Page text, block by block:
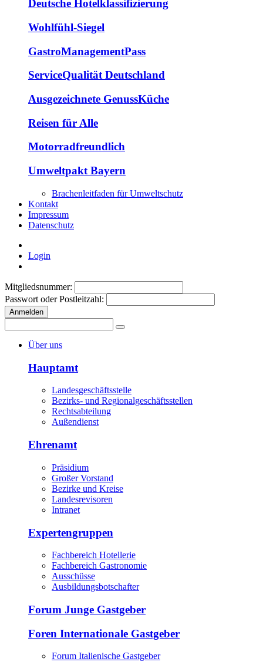
Deutsche Hotelklassifizierung
Wohlfühl-Siegel
GastroManagementPass
ServiceQualität Deutschland
Ausgezeichnete GenussKüche
Reisen für Alle
Motorradfreundlich
Umweltpakt Bayern
Brachenleitfaden für Umweltschutz
Kontakt
Impressum
Datenschutz
Login
Mitgliedsnummer:
Passwort oder Postleitzahl:
Anmelden
Über uns
Hauptamt
Landesgeschäftsstelle
Bezirks- und Regionalgeschäftsstellen
Rechtsabteilung
Außendienst
Ehrenamt
Präsidium
Großer Vorstand
Bezirke und Kreise
Landesrevisoren
Intranet
Expertengruppen
Fachbereich Hotellerie
Fachbereich Gastronomie
Ausschüsse
Ausbildungsbotschafter
Forum Junge Gastgeber
Foren Internationale Gastgeber
Forum Italienische Gastgeber